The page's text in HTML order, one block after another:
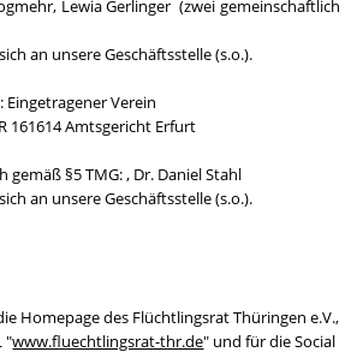
, Lewia Gerlinger (zwei gemeinschaftlich
an unsere Geschäftsstelle (s.o.).
Eingetragener Verein
161614 Amtsgericht Erfurt
§5 TMG: , Dr. Daniel Stahl
an unsere Geschäftsstelle (s.o.).
Homepage des Flüchtlingsrat Thüringen e.V.,
"www.fluechtlingsrat-thr.de" und für die Social